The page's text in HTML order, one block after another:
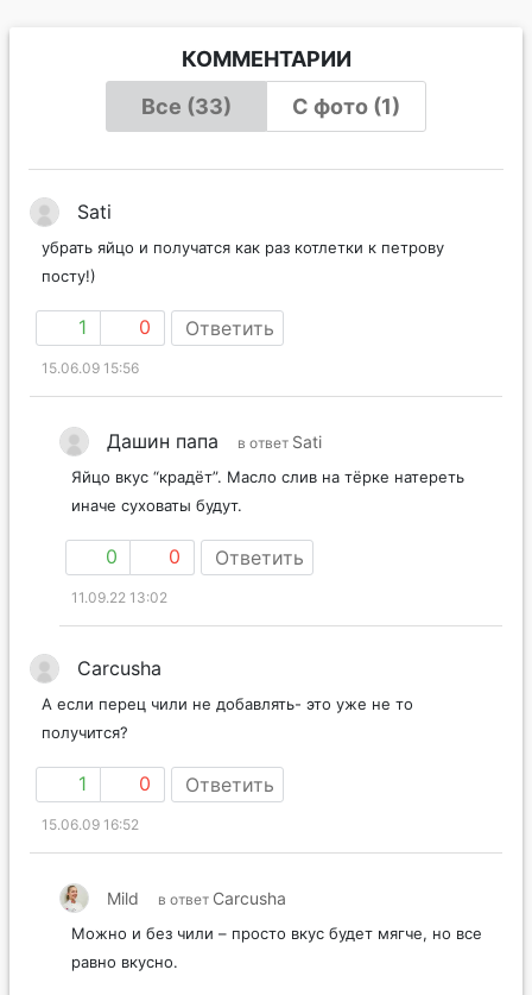
КОММЕНТАРИИ
Все (33)
С фото (1)
Sati
убрать яйцо и получатся как раз котлетки к петрову
посту!)
1 0 Ответить
15.06.09 15:56
Дашин папа в ответ Sati
Яйцо вкус “крадёт”. Масло слив на тёрке натереть
иначе суховаты будут.
0 0 Ответить
11.09.22 13:02
Carcusha
А если перец чили не добавлять- это уже не то
получится?
1 0 Ответить
15.06.09 16:52
Mild в ответ Carcusha
Можно и без чили – просто вкус будет мягче, но все
равно вкусно.